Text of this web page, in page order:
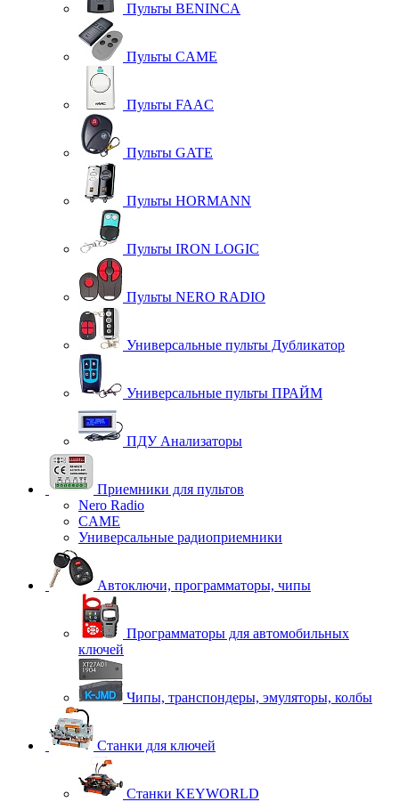
Пульты BENINCA
Пульты CAME
Пульты FAAC
Пульты GATE
Пульты HORMANN
Пульты IRON LOGIC
Пульты NERO RADIO
Универсальные пульты Дубликатор
Универсальные пульты ПРАЙМ
ПДУ Анализаторы
Приемники для пультов
Nero Radio
CAME
Универсальные радиоприемники
Автоключи, программаторы, чипы
Программаторы для автомобильных
ключей
Чипы, транспондеры, эмуляторы, колбы
Станки для ключей
Станки KEYWORLD